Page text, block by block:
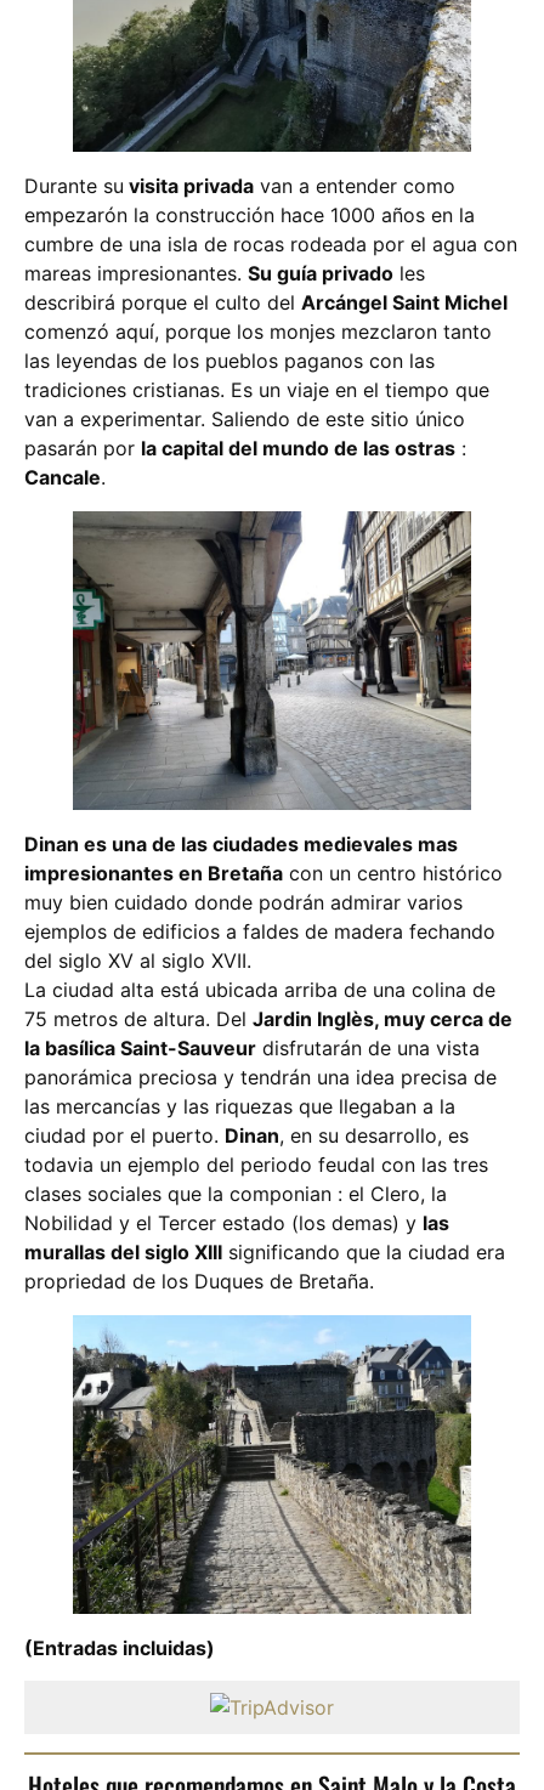
Durante su visita privada van a entender como
empezarón la construcción hace 1000 años en la
cumbre de una isla de rocas rodeada por el agua con
mareas impresionantes. Su guía privado les
describirá porque el culto del Arcángel Saint Michel
comenzó aquí, porque los monjes mezclaron tanto
las leyendas de los pueblos paganos con las
tradiciones cristianas. Es un viaje en el tiempo que
van a experimentar. Saliendo de este sitio único
pasarán por la capital del mundo de las ostras :
Cancale.
Dinan es una de las ciudades medievales mas
impresionantes en Bretaña con un centro histórico
muy bien cuidado donde podrán admirar varios
ejemplos de edificios a faldes de madera fechando
del siglo XV al siglo XVII.
La ciudad alta está ubicada arriba de una colina de
75 metros de altura. Del Jardin Inglès, muy cerca de
la basílica Saint-Sauveur disfrutarán de una vista
panorámica preciosa y tendrán una idea precisa de
las mercancías y las riquezas que llegaban a la
ciudad por el puerto. Dinan, en su desarrollo, es
todavia un ejemplo del periodo feudal con las tres
clases sociales que la componian : el Clero, la
Nobilidad y el Tercer estado (los demas) y las
murallas del siglo XIII significando que la ciudad era
propriedad de los Duques de Bretaña.
(Entradas incluidas)